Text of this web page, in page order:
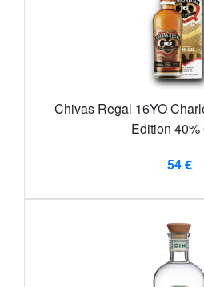
Chivas Regal 16YO
Edition 40%
54 €